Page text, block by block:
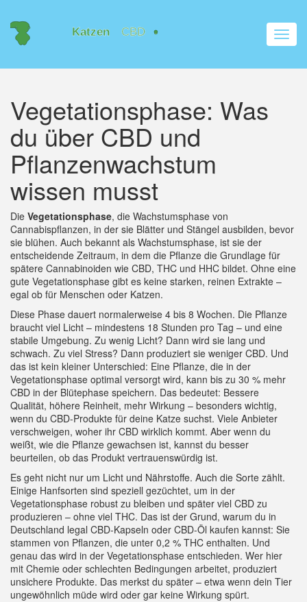
Vegetationsphase: Was
du über CBD und
Pflanzenwachstum
wissen musst
Die Vegetationsphase, die Wachstumsphase von
Cannabispflanzen, in der sie Blätter und Stängel ausbilden, bevor
sie blühen. Auch bekannt als Wachstumsphase, ist sie der
entscheidende Zeitraum, in dem die Pflanze die Grundlage für
spätere Cannabinoiden wie CBD, THC und HHC bildet. Ohne eine
gute Vegetationsphase gibt es keine starken, reinen Extrakte –
egal ob für Menschen oder Katzen.
Diese Phase dauert normalerweise 4 bis 8 Wochen. Die Pflanze
braucht viel Licht – mindestens 18 Stunden pro Tag – und eine
stabile Umgebung. Zu wenig Licht? Dann wird sie lang und
schwach. Zu viel Stress? Dann produziert sie weniger CBD. Und
das ist kein kleiner Unterschied: Eine Pflanze, die in der
Vegetationsphase optimal versorgt wird, kann bis zu 30 % mehr
CBD in der Blütephase speichern. Das bedeutet: Bessere
Qualität, höhere Reinheit, mehr Wirkung – besonders wichtig,
wenn du CBD-Produkte für deine Katze suchst. Viele Anbieter
verschweigen, woher ihr CBD wirklich kommt. Aber wenn du
weißt, wie die Pflanze gewachsen ist, kannst du besser
beurteilen, ob das Produkt vertrauenswürdig ist.
Es geht nicht nur um Licht und Nährstoffe. Auch die Sorte zählt.
Einige Hanfsorten sind speziell gezüchtet, um in der
Vegetationsphase robust zu bleiben und später viel CBD zu
produzieren – ohne viel THC. Das ist der Grund, warum du in
Deutschland legal CBD-Kapseln oder CBD-Öl kaufen kannst: Sie
stammen von Pflanzen, die unter 0,2 % THC enthalten. Und
genau das wird in der Vegetationsphase entschieden. Wer hier
mit Chemie oder schlechten Bedingungen arbeitet, produziert
unsichere Produkte. Das merkst du später – etwa wenn dein Tier
ungewöhnlich müde wird oder gar keine Wirkung spürt.